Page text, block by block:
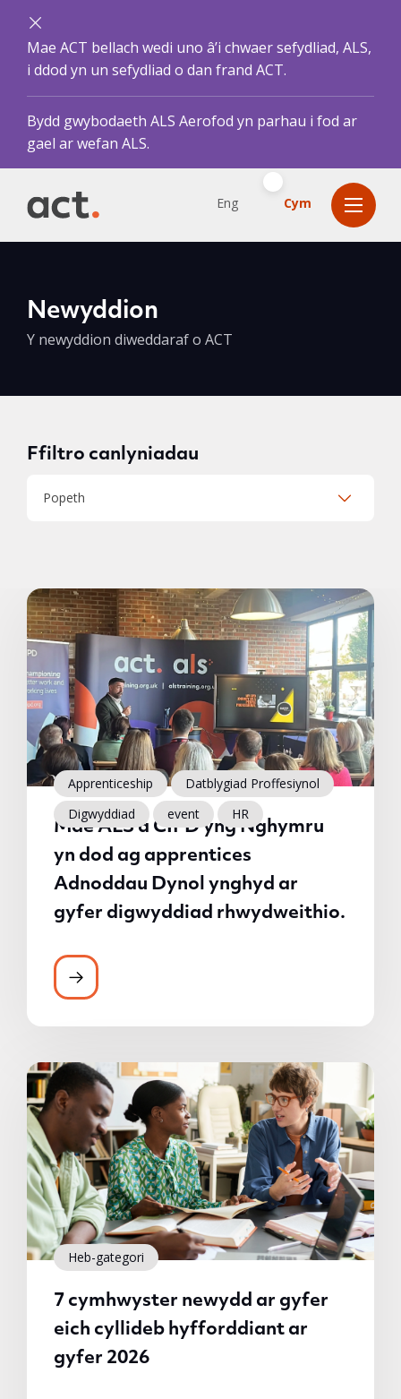
Mae ACT bellach wedi uno â’i chwaer sefydliad, ALS,
i ddod yn un sefydliad o dan frand ACT.
Bydd gwybodaeth ALS Aerofod yn parhau i fod ar
gael ar wefan ALS.
Eng Cym
Newyddion
Y newyddion diweddaraf o ACT
Ffiltro canlyniadau
Popeth
Apprenticeship
Datblygiad Proffesiynol
Digwyddiad
event HR
Mae ALS a CIPD yng Nghymru
yn dod ag apprentices
Adnoddau Dynol ynghyd ar
gyfer digwyddiad rhwydweithio.
Heb-gategori
7 cymhwyster newydd ar gyfer
eich cyllideb hyfforddiant ar
gyfer 2026